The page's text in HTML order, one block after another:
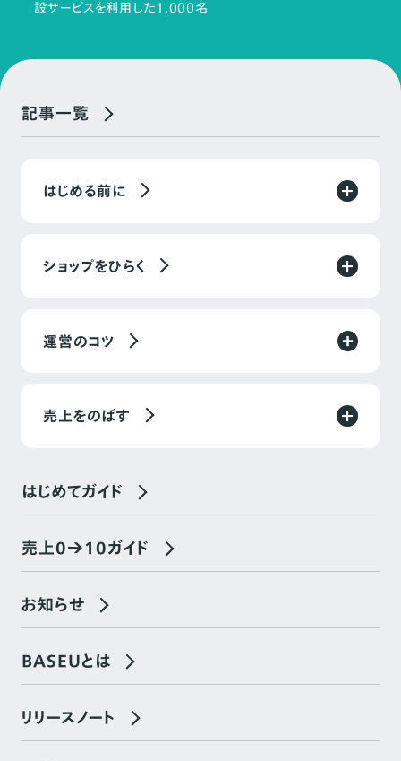
設サービスを利用した1,000名
記事一覧
はじめる前に
ショップをひらく
運営のコツ
売上をのばす
はじめてガイド
売上0→10ガイド
お知らせ
BASEUとは
リリースノート